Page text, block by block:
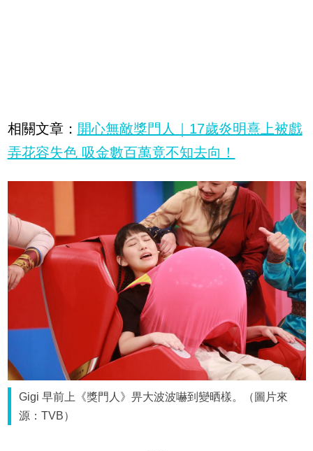
相關文章： 開心無敵獎門人｜17歲炎明熹上被戲
弄花容失色 吸金數百萬竟不知去向！
Gigi 早前上《獎門人》畀大波波嚇到變晒樣。（圖片來
源：TVB）